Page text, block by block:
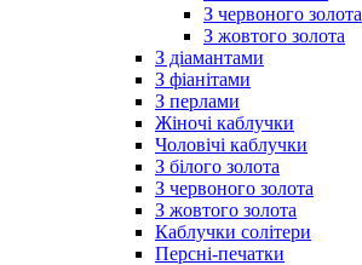
З червоного золота
З жовтого золота
З діамантами
З фіанітами
З перлами
Жіночі каблучки
Чоловічі каблучки
З білого золота
З червоного золота
З жовтого золота
Каблучки солітери
Персні-печатки